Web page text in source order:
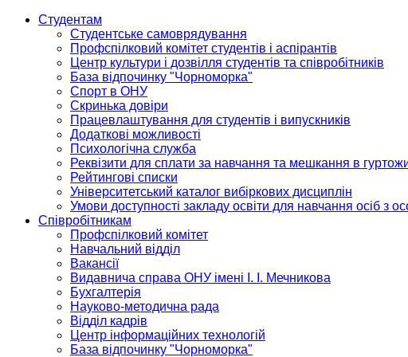
Студентам
Студентське самоврядування
Профспілковий комітет студентів і аспірантів
Центр культури і дозвілля студентів та співробітників
База відпочинку "Чорноморка"
Спорт в ОНУ
Скринька довіри
Працевлаштування для студентів і випускників
Додаткові можливості
Психологічна служба
Реквізити для сплати за навчання та мешкання в
Рейтингові списки
Університетський каталог вибіркових дисциплін
Умови доступності закладу освіти для навчання осіб з
Співробітникам
Профспілковий комітет
Навчальний відділ
Вакансії
Видавнича справа ОНУ імені І. І. Мечникова
Бухгалтерія
Науково-методична рада
Відділ кадрів
Центр інформаційних технологій
База відпочинку "Чорноморка"